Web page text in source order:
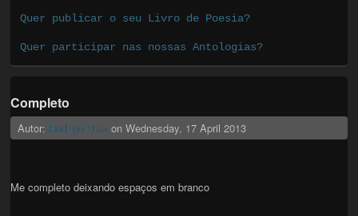
Quer publicar o seu Livro de Poesia?
Quer participar nas nossas Antologias?
Completo
Autor: Rodrigo Dias onWednesday, 17 April 2013
Me completo deixando espaços em branco